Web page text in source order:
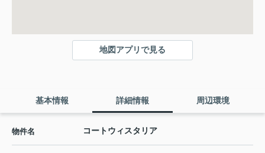
地図アプリで見る
基本情報 詳細情報 周辺環境
物件名 コートウィスタリア